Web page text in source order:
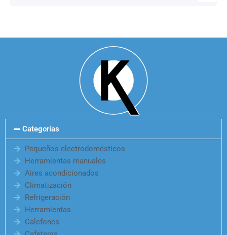
Categorías
Pequeños electrodomésticos
Herramientas manuales
Aires acondicionados
Climatización
Refrigeración
Herramientas
Calefones